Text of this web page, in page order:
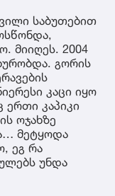
საბუთებით
მიიღეს. 2004
გორის
კაცი იყო
კაპიკი
ოჯახზე
მეტყოდა
ეგ რა
უნდა